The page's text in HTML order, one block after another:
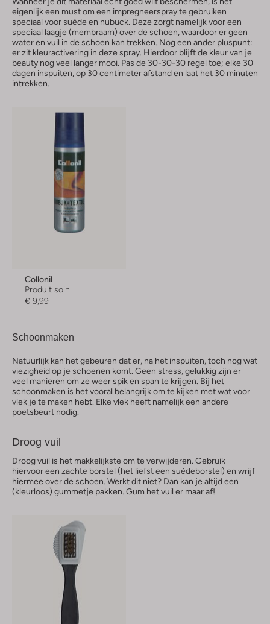
eigenlijk een must om een impregneerspray te gebruiken
speciaal voor suède en nubuck. Deze zorgt namelijk voor een
speciaal laagje (membraam) over de schoen, waardoor er geen
water en vuil in de schoen kan trekken. Nog een ander pluspunt:
er zit kleuractivering in deze spray. Hierdoor blijft de kleur van je
beauty nog veel langer mooi. Pas de 30-30-30 regel toe; elke 30
dagen inspuiten, op 30 centimeter afstand en laat het 30 minuten
intrekken.
Collonil
Produit soin
€ 9,99
Schoonmaken
Natuurlijk kan het gebeuren dat er, na het inspuiten, toch nog wat
viezigheid op je schoenen komt. Geen stress, gelukkig zijn er
veel manieren om ze weer spik en span te krijgen. Bij het
schoonmaken is het vooral belangrijk om te kijken met wat voor
vlek je te maken hebt. Elke vlek heeft namelijk een andere
poetsbeurt nodig.
Droog vuil
Droog vuil is het makkelijkste om te verwijderen. Gebruik
hiervoor een zachte borstel (het liefst een suèdeborstel) en wrijf
hiermee over de schoen. Werkt dit niet? Dan kan je altijd een
(kleurloos) gummetje pakken. Gum het vuil er maar af!